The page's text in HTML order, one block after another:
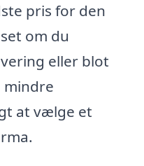
pris for den
om du
eller blot
mindre
at vælge et